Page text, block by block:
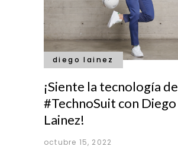
diego lainez
¡Siente la tecnología de
#TechnoSuit con Diego
Lainez!
octubre 15, 2022